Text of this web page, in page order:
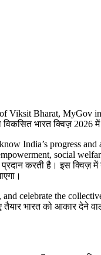
Viksit Bharat, MyGov
भारत क्विज़ 2026
India’s progress
social
करती है। इस क्विज़
celebrate the
भारत को आकार देने